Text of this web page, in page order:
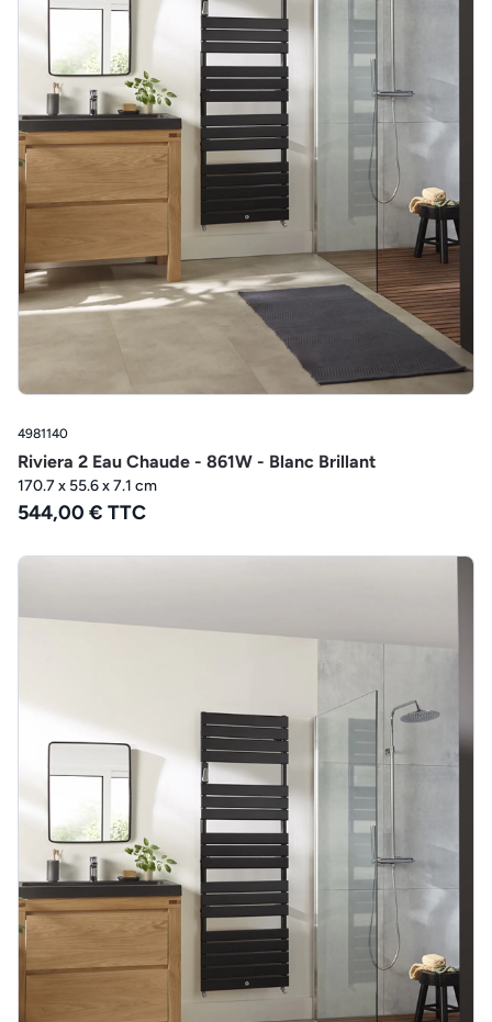
4981140
Riviera 2 Eau Chaude - 861W - Blanc Brillant
170.7 x 55.6 x 7.1 cm
544,00 € TTC